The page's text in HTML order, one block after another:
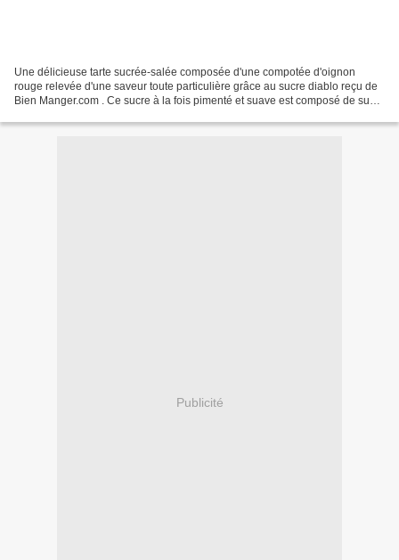
Une délicieuse tarte sucrée-salée composée d'une compotée d'oignon
rouge relevée d'une saveur toute particulière grâce au sucre diablo reçu de
Bien Manger.com . Ce sucre à la fois pimenté et suave est composé de sucre
Publicité